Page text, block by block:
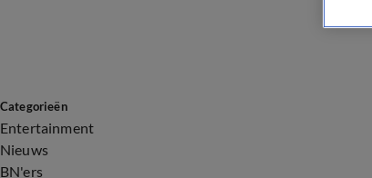
Categorieën
Entertainment
Nieuws
BN'ers